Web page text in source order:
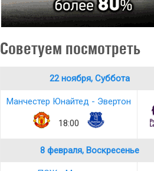
Советуем посмотреть
22 ноября, Суббота
Манчестер Юнайтед - Эвертон
18:00
8 февраля, Воскресенье